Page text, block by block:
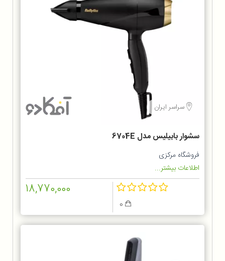
سراسر ایران
سشوار بابیلیس مدل 6704E
فروشگاه مرکزی
اطلاعات بیشتر...
18,770,000